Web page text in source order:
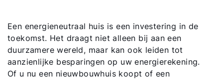
Een energieneutraal huis is een investering in de
toekomst. Het draagt niet alleen bij aan een
duurzamere wereld, maar kan ook leiden tot
aanzienlijke besparingen op uw energierekening.
Of u nu een nieuwbouwhuis koopt of een